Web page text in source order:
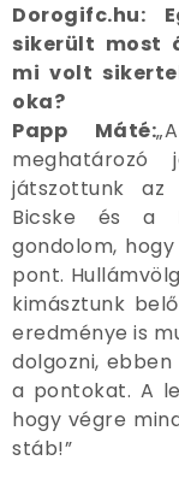
Dorogifc.hu:
sikerült most
mi volt
oka?
Papp Máté:
meghatározó
játszottunk az
Bicske és a
gondolom,
pont.
kimásztunk
eredménye is
dolgozni,
a pontokat. A
hogy végre
stáb!”